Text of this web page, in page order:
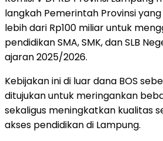
langkah Pemerintah Provinsi
lebih dari Rp100 miliar untuk
pendidikan SMA, SMK, dan SLB
ajaran 2025/2026.
Kebijakan ini di luar dana BOS
ditujukan untuk meringankan
sekaligus meningkatkan kualitas
akses pendidikan di Lampung.